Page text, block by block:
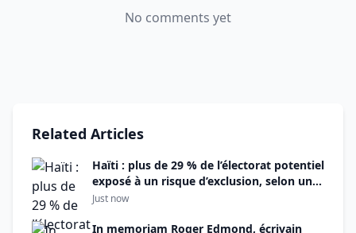
No comments yet
Related Articles
Haïti : plus de 29 % de l’électorat potentiel
exposé à un risque d’exclusion, selon une
analyse de la TRN
Just now
In memoriam Roger Edmond, écrivain